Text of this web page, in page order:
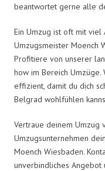
beantwortet gerne alle
Ein Umzug ist oft mit
Umzugsmeister Moench
Profitiere von unserer
how im Bereich
effizient, damit du dich
Belgrad wohlfühlen
Vertraue deinem Umzug
Umzugsunternehmen
Moench Wiesbaden.
unverbindliches Angebot